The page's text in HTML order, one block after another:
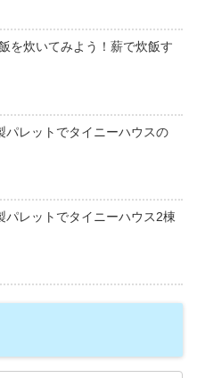
を炊いてみよう！薪で炊飯す
パレットでタイニーハウスの
パレットでタイニーハウス2棟